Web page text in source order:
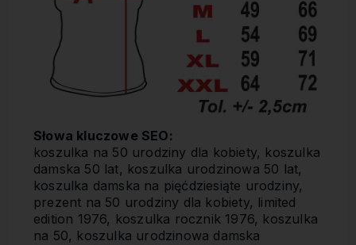
Słowa kluczowe SEO:
koszulka na 50 urodziny dla kobiety, koszulka
damska 50 lat, koszulka urodzinowa 50 lat,
koszulka damska na pięćdziesiąte urodziny,
prezent na 50 urodziny dla kobiety, limited
edition 1976, koszulka rocznik 1976, koszulka
na 50, koszulka urodzinowa damska